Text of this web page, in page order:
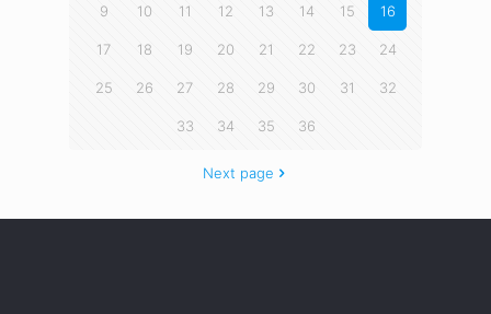
9 10 11 12 13 14 15 16
17 18 19 20 21 22 23 24
25 26 27 28 29 30 31 32
33 34 35 36
Next page